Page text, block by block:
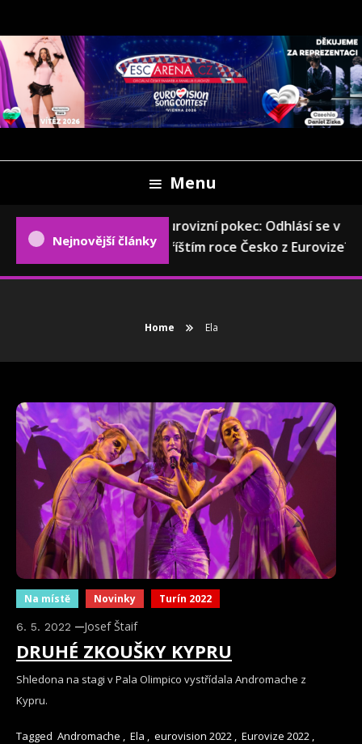
To
Content
ESCARENA.CZ
Menu
Nejnovější články
Eurovizní pokec: Odhlásí se v
příštím roce Česko z Eurovize?
Home Ela
Na místě Novinky Turín 2022
6. 5. 2022 Josef Štaif
DRUHÉ ZKOUŠKY KYPRU
Shledona na stagi v Pala Olimpico vystřídala Andromache z
Kypru.
Tagged Andromache , Ela , eurovision 2022 , Eurovize 2022 ,